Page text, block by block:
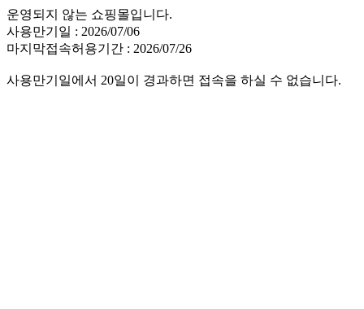
운영되지 않는 쇼핑몰입니다.
사용만기일 : 2026/07/06
마지막접속허용기간 : 2026/07/26
사용만기일에서 20일이 경과하면 접속을 하실 수 없습니다.